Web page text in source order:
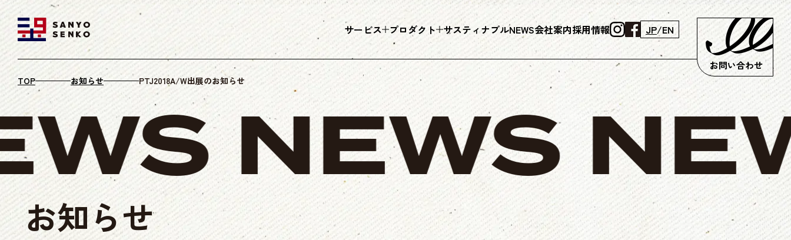
サービス
染色加工
DYEING
テキスタイル
TEXTILE
プロダクト
プロダクト
PRODUCT
小売り
SHOP
コラボレーション
ブランド
X SANYO
サスティナブルNEWS会社案内採用情報 JP/EN
お問い合わせ
TOP お知らせ PTJ2018A/W出展のお知らせ
NEWS
お知らせ